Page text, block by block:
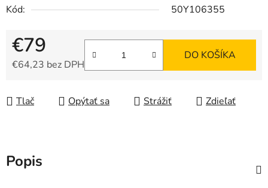
Kód:
50Y106355
€79
€64,23 bez DPH
DO KOŠÍKA
Tlač Opýtať sa Strážiť Zdieľať
Popis